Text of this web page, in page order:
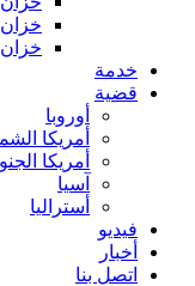
خدمة
قضية
أوروبا
أمريكا
أمريكا
آسيا
أستراليا
فيديو
أخبار
اتصل بنا